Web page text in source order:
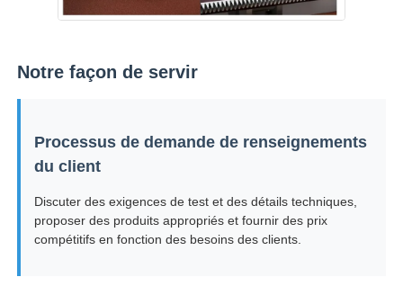
Notre façon de servir
Processus de demande de renseignements
du client
Discuter des exigences de test et des détails techniques,
proposer des produits appropriés et fournir des prix
compétitifs en fonction des besoins des clients.